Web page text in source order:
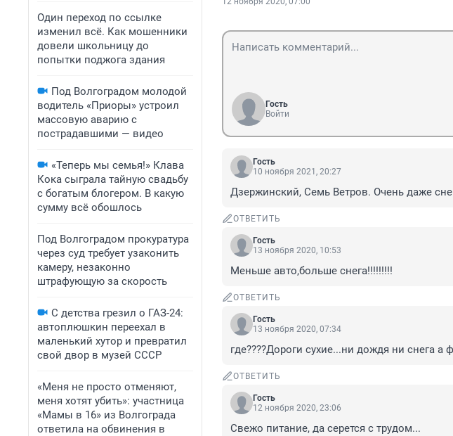
Один переход по ссылке
изменил всё. Как мошенники
довели школьницу до
попытки поджога здания
Под Волгоградом молодой
водитель «Приоры» устроил
массовую аварию с
пострадавшими — видео
«Теперь мы семья!» Клава
Кока сыграла тайную свадьбу
с богатым блогером. В какую
сумму всё обошлось
Под Волгоградом прокуратура
через суд требует узаконить
камеру, незаконно
штрафующую за скорость
С детства грезил о ГАЗ-24:
автоплюшкин переехал в
маленький хутор и превратил
свой двор в музей СССР
«Меня не просто отменяют,
меня хотят убить»: участница
«Мамы в 16» из Волгограда
ответила на обвинения в
Гость
Войти
Гость
10 ноября 2021, 20:27
Дзержинский, Семь Ветров. Очень даже
ОТВЕТИТЬ
Гость
13 ноября 2020, 10:53
Меньше авто,больше снега!!!!!!!!!
ОТВЕТИТЬ
Гость
13 ноября 2020, 07:34
где????Дороги сухие...ни дождя ни снега а
ОТВЕТИТЬ
Гость
12 ноября 2020, 23:06
Свежо питание, да серется с трудом...